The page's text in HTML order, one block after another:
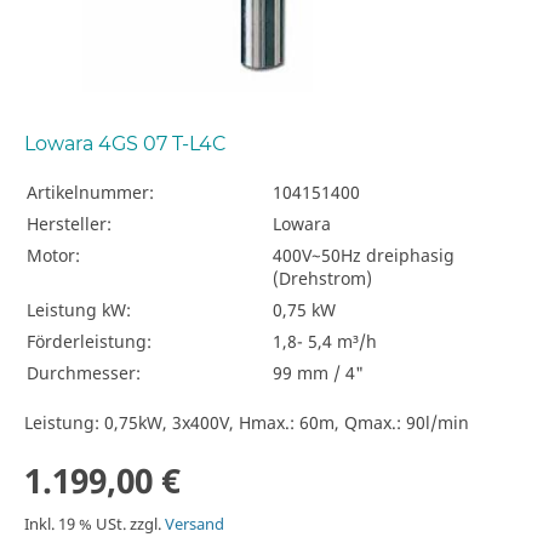
Lowara 4GS 07 T-L4C
Artikelnummer:
104151400
Hersteller:
Lowara
Motor:
400V~50Hz dreiphasig
(Drehstrom)
Leistung kW:
0,75 kW
Förderleistung:
1,8- 5,4 m³/h
Durchmesser:
99 mm / 4"
Leistung: 0,75kW, 3x400V, Hmax.: 60m, Qmax.: 90l/min
1.199,00 €
Inkl. 19 % USt. zzgl.Versand